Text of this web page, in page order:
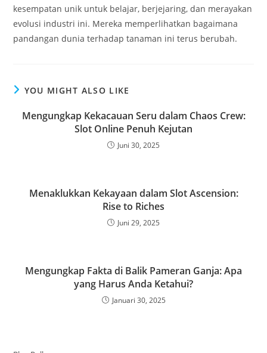
kesempatan unik untuk belajar, berjejaring, dan merayakan
evolusi industri ini. Mereka memperlihatkan bagaimana
pandangan dunia terhadap tanaman ini terus berubah.
YOU MIGHT ALSO LIKE
Mengungkap Kekacauan Seru dalam Chaos Crew:
Slot Online Penuh Kejutan
Juni 30, 2025
Menaklukkan Kekayaan dalam Slot Ascension:
Rise to Riches
Juni 29, 2025
Mengungkap Fakta di Balik Pameran Ganja: Apa
yang Harus Anda Ketahui?
Januari 30, 2025